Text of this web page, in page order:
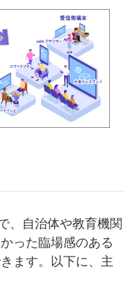
、自治体や教育機関
った臨場感のある
ます。以下に、主